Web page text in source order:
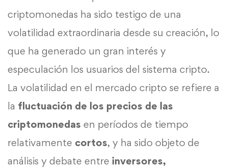
criptomonedas ha sido testigo de una
volatilidad extraordinaria desde su creación, lo
que ha generado un gran interés y
especulación los usuarios del sistema cripto.
La volatilidad en el mercado cripto se refiere a
la fluctuación de los precios de las
criptomonedas en períodos de tiempo
relativamente cortos, y ha sido objeto de
análisis y debate entre inversores,